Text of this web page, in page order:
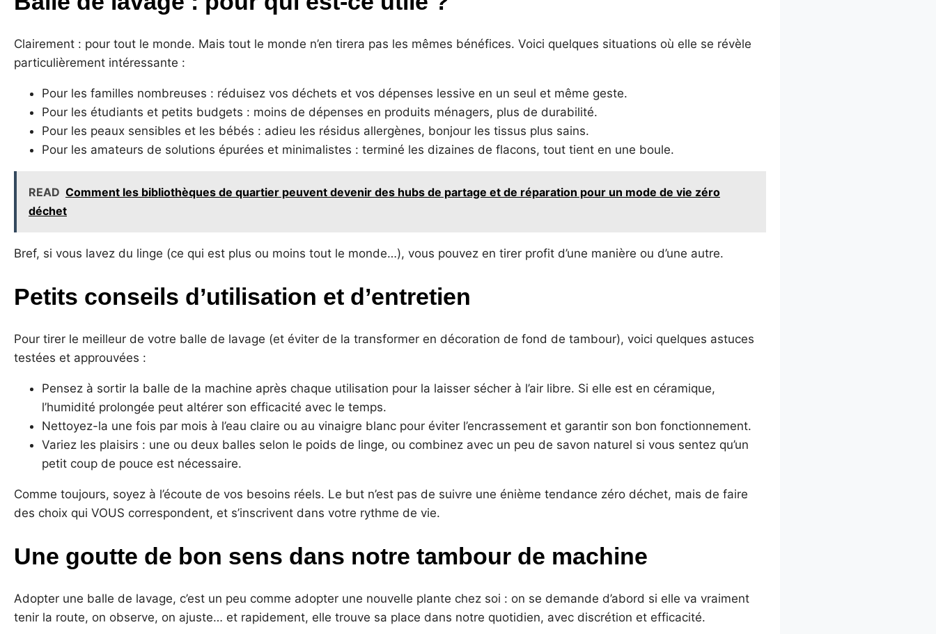
Clairement : pour tout le monde. Mais tout le monde n’en tirera pas les mêmes bénéfices. Voici quelques situations où elle se révèle
particulièrement intéressante :
Pour les familles nombreuses : réduisez vos déchets et vos dépenses lessive en un seul et même geste.
Pour les étudiants et petits budgets : moins de dépenses en produits ménagers, plus de durabilité.
Pour les peaux sensibles et les bébés : adieu les résidus allergènes, bonjour les tissus plus sains.
Pour les amateurs de solutions épurées et minimalistes : terminé les dizaines de flacons, tout tient en une boule.
READ Comment les bibliothèques de quartier peuvent devenir des hubs de partage et de réparation pour un mode de vie zéro
déchet
Bref, si vous lavez du linge (ce qui est plus ou moins tout le monde…), vous pouvez en tirer profit d’une manière ou d’une autre.
Petits conseils d’utilisation et d’entretien
Pour tirer le meilleur de votre balle de lavage (et éviter de la transformer en décoration de fond de tambour), voici quelques astuces
testées et approuvées :
Pensez à sortir la balle de la machine après chaque utilisation pour la laisser sécher à l’air libre. Si elle est en céramique,
l’humidité prolongée peut altérer son efficacité avec le temps.
Nettoyez-la une fois par mois à l’eau claire ou au vinaigre blanc pour éviter l’encrassement et garantir son bon fonctionnement.
Variez les plaisirs : une ou deux balles selon le poids de linge, ou combinez avec un peu de savon naturel si vous sentez qu’un
petit coup de pouce est nécessaire.
Comme toujours, soyez à l’écoute de vos besoins réels. Le but n’est pas de suivre une énième tendance zéro déchet, mais de faire
des choix qui VOUS correspondent, et s’inscrivent dans votre rythme de vie.
Une goutte de bon sens dans notre tambour de machine
Adopter une balle de lavage, c’est un peu comme adopter une nouvelle plante chez soi : on se demande d’abord si elle va vraiment
tenir la route, on observe, on ajuste… et rapidement, elle trouve sa place dans notre quotidien, avec discrétion et efficacité.